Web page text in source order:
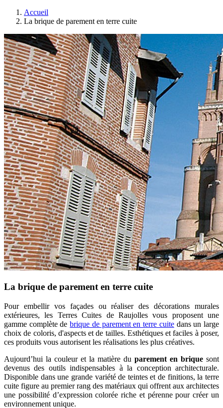
Accueil
La brique de parement en terre cuite
La brique de parement en terre cuite
Pour embellir vos façades ou réaliser des décorations murales
extérieures, les Terres Cuites de Raujolles vous proposent une
gamme complète debrique de parement en terre cuitedans un large
choix de coloris, d'aspects et de tailles. Esthétiques et faciles à poser,
ces produits vous autorisent les réalisations les plus créatives.
Aujourd’hui la couleur et la matière du parement en brique sont
devenus des outils indispensables à la conception architecturale.
Disponible dans une grande variété de teintes et de finitions, la terre
cuite figure au premier rang des matériaux qui offrent aux architectes
une possibilité d’expression colorée riche et pérenne pour créer un
environnement unique.